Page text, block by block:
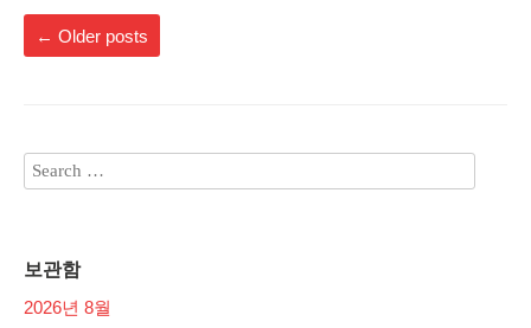
← Older posts
보관함
2026년 8월